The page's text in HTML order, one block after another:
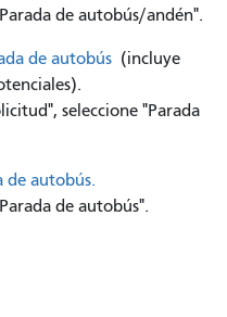
de autobús/andén".
de autobús (incluye
seleccione "Parada
de autobús.
de autobús".